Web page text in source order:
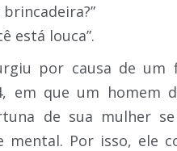
está louca”.
por causa de um
em que um homem
de sua mulher
mental. Por isso, ele